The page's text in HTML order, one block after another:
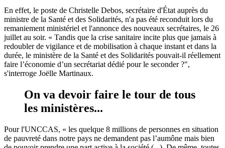
En effet, le poste de Christelle Debos, secrétaire d'État auprès du
ministre de la Santé et des Solidarités, n'a pas été reconduit lors du
remaniement ministériel et l'annonce des nouveaux secrétaires, le 26
juillet au soir. « Tandis que la crise sanitaire incite plus que jamais à
redoubler de vigilance et de mobilisation à chaque instant et dans la
durée, le ministère de la Santé et des Solidarités pouvait-il réellement
faire l’économie d’un secrétariat dédié pour le seconder ?",
s'interroge Joëlle Martinaux.
On va devoir faire le tour de tous
les ministères...
Pour l'UNCCAS, « les quelque 8 millions de personnes en situation
de pauvreté dans notre pays ne demandent pas l’aumône mais bien